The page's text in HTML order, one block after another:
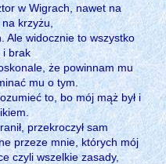
w Wigrach, nawet na
krzyżu,
Ale widocznie to wszystko
i brak
że powinnam mu
mu o tym.
to, bo mój mąż był i
przekroczył sam
przeze mnie, których mój
czyli wszelkie zasady,